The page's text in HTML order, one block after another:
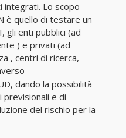
integrati. Lo scopo
è quello di testare un
gli enti pubblici (ad
) e privati ​​(ad
, centri di ricerca,
dando la possibilità
previsionali e di
del rischio per la